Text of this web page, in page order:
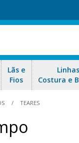
Lãs e
Fios
Costura e
TEARES